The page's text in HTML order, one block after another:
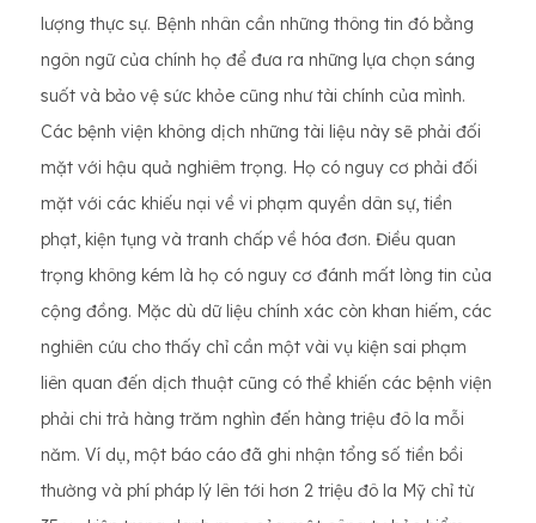
lượng thực sự. Bệnh nhân cần những thông tin đó bằng
ngôn ngữ của chính họ để đưa ra những lựa chọn sáng
suốt và bảo vệ sức khỏe cũng như tài chính của mình.
Các bệnh viện không dịch những tài liệu này sẽ phải đối
mặt với hậu quả nghiêm trọng. Họ có nguy cơ phải đối
mặt với các khiếu nại về vi phạm quyền dân sự, tiền
phạt, kiện tụng và tranh chấp về hóa đơn. Điều quan
trọng không kém là họ có nguy cơ đánh mất lòng tin của
cộng đồng. Mặc dù dữ liệu chính xác còn khan hiếm, các
nghiên cứu cho thấy chỉ cần một vài vụ kiện sai phạm
liên quan đến dịch thuật cũng có thể khiến các bệnh viện
phải chi trả hàng trăm nghìn đến hàng triệu đô la mỗi
năm. Ví dụ, một báo cáo đã ghi nhận tổng số tiền bồi
thường và phí pháp lý lên tới hơn 2 triệu đô la Mỹ chỉ từ